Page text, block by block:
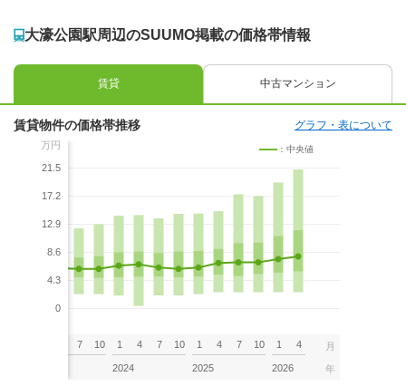
大濠公園駅周辺のSUUMO掲載の価格帯情報
賃貸 中古マンション
賃貸物件の価格帯推移 グラフ・表について
万円
21.5
17.2
12.9
8.6
4.3
0
：中央値
7 10 1 4 7 10
2024
1 4 7 10
2025
1 4
2026
月
年